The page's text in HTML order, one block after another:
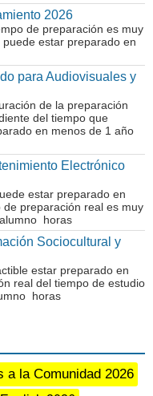
2026
de preparación es muy
estar preparado en
para Audiovisuales y
de la preparación
del tiempo que
en menos de 1 año
Electrónico
estar preparado en
preparación real es muy
horas
Sociocultural y
estar preparado en
real del tiempo de estudio
horas
a la Comunidad 2026